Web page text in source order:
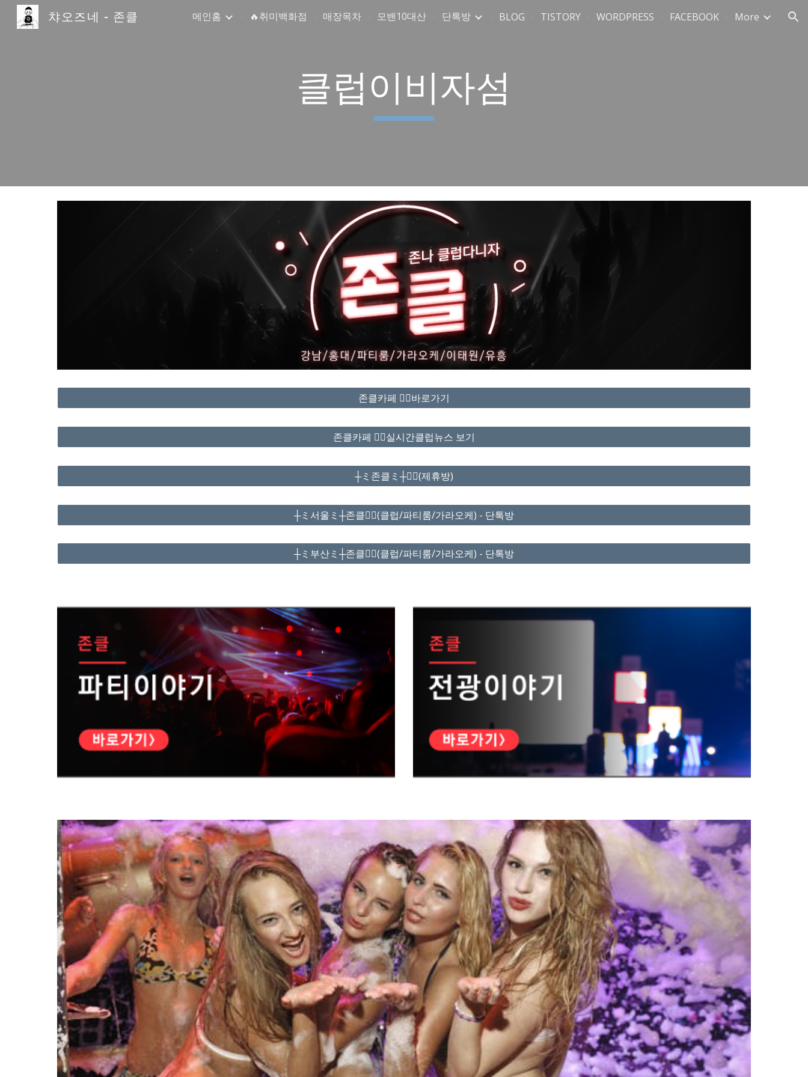
Skip to main content Skip to navigation
챠오즈네 - 존클 메인홈 🔥취미백화점 매장목차 모밴10대산 단톡방 BLOG TISTORY WORDPRESS FACEBOOK More
클럽이비자섬
존클카페 ❤️‍🔥바로가기
존클카페 ❤️‍🔥실시간클럽뉴스 보기
┼ミ존클ミ┼❤️‍🔥(제휴방)
┼ミ서울ミ┼존클❤️‍🔥(클럽/파티룸/가라오케) - 단톡방
┼ミ부산ミ┼존클❤️‍🔥(클럽/파티룸/가라오케) - 단톡방